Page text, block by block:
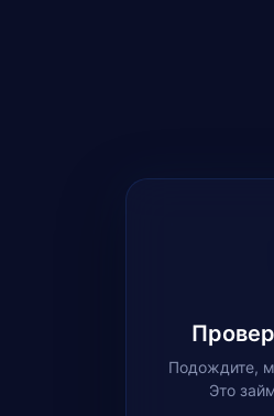
Подождите,
Это